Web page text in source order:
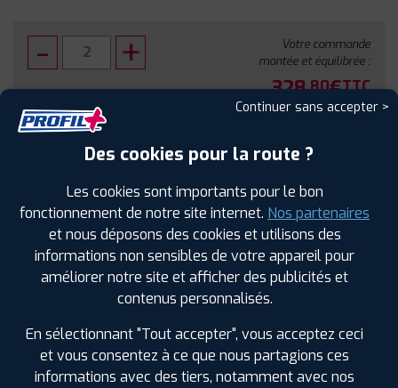
Votre commande
montée et équilibrée :
328.80€TTC
SPÉCIFICATIONS AVIS CLIENTS ÉTIQUETAGE
Étiquetage
Continuer sans accepter >
Des cookies pour la route ?
Les cookies sont importants pour le bon
fonctionnement de notre site internet. Nos partenaires
et nous déposons des cookies et utilisons des
informations non sensibles de votre appareil pour
améliorer notre site et afficher des publicités et
contenus personnalisés.
En sélectionnant "Tout accepter", vous acceptez ceci
et vous consentez à ce que nous partagions ces
informations avec des tiers, notamment avec nos